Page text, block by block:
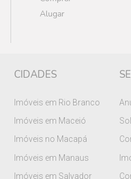
Alugar
CIDADES
Imóveis em Rio Branco
Imóveis em Maceió
Imóveis no Macapá
Imóveis em Manaus
Imóveis em Salvador